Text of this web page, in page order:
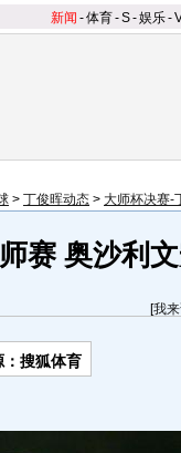
新闻 -体育-S-娱乐-
> 丁俊晖动态 > 大师杯决赛-
赛 奥沙利
[我
：搜狐体育